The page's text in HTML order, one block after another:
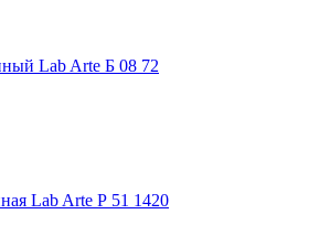
Lab Arte Б 08 72
Lab Arte Р 51 1420